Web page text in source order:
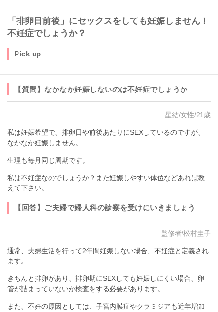
「排卵日前後」にセックスをしても妊娠しません！
不妊症でしょうか？
Pick up
【質問】なかなか妊娠しないのは不妊症でしょうか
星結/女性/21歳
私は妊娠希望で、排卵日や前後あたりにSEXしているのですが、
なかなか妊娠しません。
生理も毎月同じ周期です。
私は不妊症なのでしょうか？また妊娠しやすい体位などあれば教
えて下さい。
【回答】ご夫婦で婦人科の診察を受けにいきましょう
監修者/松村圭子
通常、夫婦生活を行って2年間妊娠しない場合、不妊症と定義され
ます。
きちんと排卵があり、排卵期にSEXしても妊娠しにくい場合、卵
管が詰まっていないか検査をする必要があります。
また、不妊の原因としては、子宮内膜症やクラミジアも近年増加